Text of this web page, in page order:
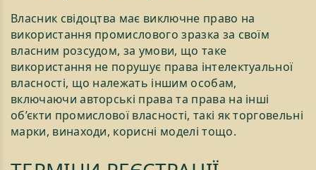
Власник свідоцтва має виключне право на
використання промислового зразка за своїм
власним розсудом, за умови, що таке
використання не порушує права інтелектуальної
власності, що належать іншим особам,
включаючи авторські права та права на інші
об’єкти промислової власності, такі як торговельні
марки, винаходи, корисні моделі тощо.